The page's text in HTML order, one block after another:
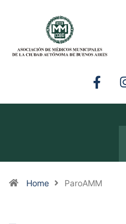
Home ParoAMM